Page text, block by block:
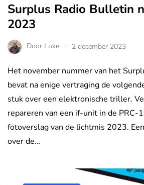
Surplus Radio Bulletin
2023
Door Luke 2 december 2023
Het november nummer van het
bevat na enige vertraging de
stuk over een elektronische triller.
repareren van een if-unit in de PRC-
fotoverslag van de lichtmis 2023.
over de…